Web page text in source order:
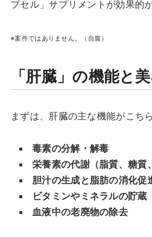
プセル」サプリメントが効果的
※案件ではありません。（自腹）
「肝臓」の機能と
まずは、肝臓の主な機能がこ
毒素の分解・解毒
栄養素の代謝（脂質、糖質
胆汁の生成と脂肪の消化促
ビタミンやミネラルの貯蔵
血液中の老廃物の除去